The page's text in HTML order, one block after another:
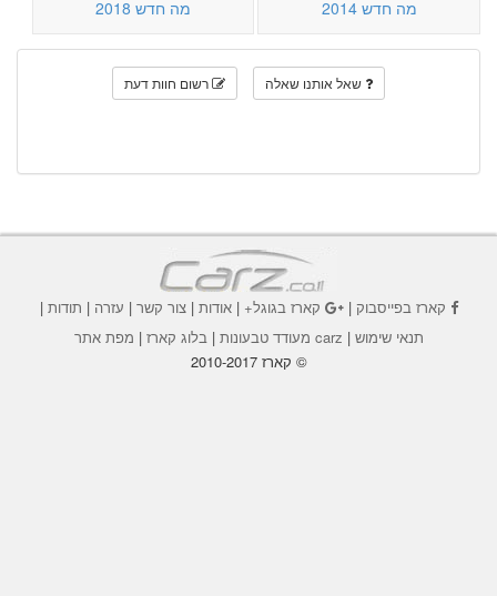
מה חדש 2014 מה חדש 2018
שאל אותנו שאלה רשום חוות דעת
קארז בפייסבוק| קארז בגוגל+|אודות |צור קשר | עזרה | תודות |
תנאי שימוש | carz מעודד טבעונות |בלוג קארז | מפת אתר
© קארז 2010-2017